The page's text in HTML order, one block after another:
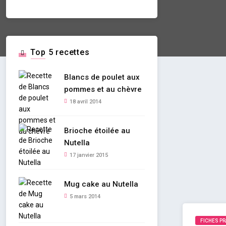
FICHES
Top 5 recettes
Blancs de poulet aux
pommes et au chèvre
18 avril 2014
Brioche étoilée au
Nutella
17 janvier 2015
Mug cake au Nutella
5 mars 2014